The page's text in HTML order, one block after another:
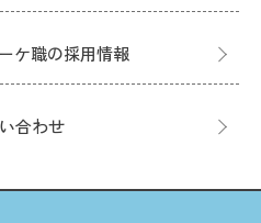
ケ職の採用情報
合わせ